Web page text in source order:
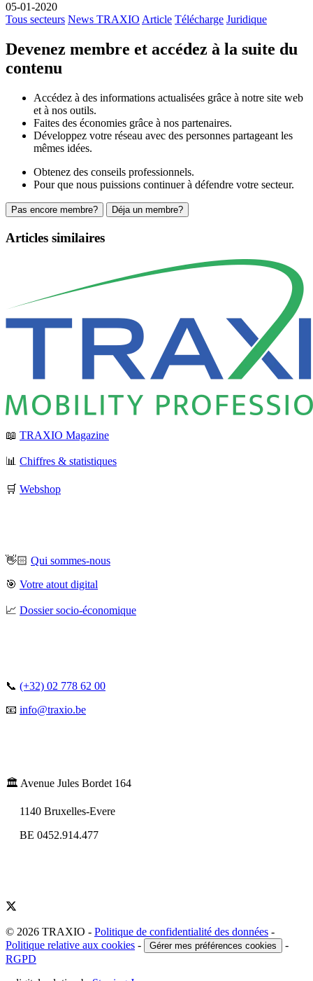
05-01-2020
Tous secteurs News TRAXIO Article Télécharge Juridique
Devenez membre et accédez à la suite du
contenu
Accédez à des informations actualisées grâce à notre site web
et à nos outils.
Faites des économies grâce à nos partenaires.
Développez votre réseau avec des personnes partageant les
mêmes idées.
Obtenez des conseils professionnels.
Pour que nous puissions continuer à défendre votre secteur.
Pas encore membre? Déja un membre?
Articles similaires
📖 TRAXIO Magazine
📊 Chiffres & statistiques
🛒 Webshop
👋🏻 Qui sommes-nous
🎯 Votre atout digital
📈 Dossier socio-économique
📞 (+32) 02 778 62 00
📧 info@traxio.be
🏛️ Avenue Jules Bordet 164
1140 Bruxelles-Evere
BE 0452.914.477
© 2026 TRAXIO - Politique de confidentialité des données -
Politique relative aux cookies - Gérer mes préférences cookies
-
RGPD